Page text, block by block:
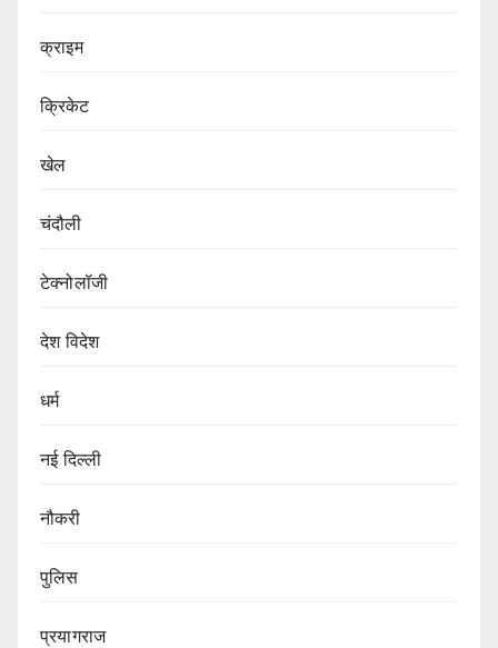
क्राइम
क्रिकेट
खेल
चंदौली
टेक्नोलॉजी
देश विदेश
धर्म
नई दिल्ली
नौकरी
पुलिस
प्रयागराज